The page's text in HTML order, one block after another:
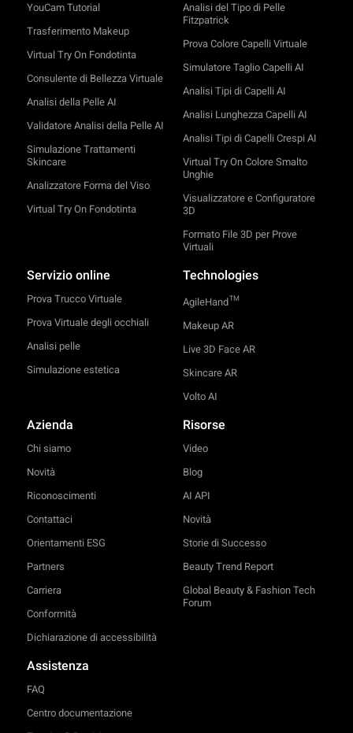
YouCam Tutorial
Trasferimento Makeup
Virtual Try On Fondotinta
Consulente di Bellezza Virtuale
Analisi della Pelle AI
Validatore Analisi della Pelle AI
Simulazione Trattamenti
Skincare
Analizzatore Forma del Viso
Virtual Try On Fondotinta
Analisi del Tipo di Pelle
Fitzpatrick
Prova Colore Capelli Virtuale
Simulatore Taglio Capelli AI
Analisi Tipi di Capelli AI
Analisi Lunghezza Capelli AI
Analisi Tipi di Capelli Crespi AI
Virtual Try On Colore Smalto
Unghie
Visualizzatore e Configuratore
3D
Formato File 3D per Prove
Virtuali
Servizio online
Prova Trucco Virtuale
Prova Virtuale degli occhiali
Analisi pelle
Simulazione estetica
Technologies
AgileHandTM
Makeup AR
Live 3D Face AR
Skincare AR
Volto AI
Azienda
Chi siamo
Novità
Riconoscimenti
Contattaci
Orientamenti ESG
Partners
Carriera
Conformità
Dichiarazione di accessibilità
Risorse
Video
Blog
AI API
Novità
Storie di Successo
Beauty Trend Report
Global Beauty & Fashion Tech
Forum
Assistenza
FAQ
Centro documentazione